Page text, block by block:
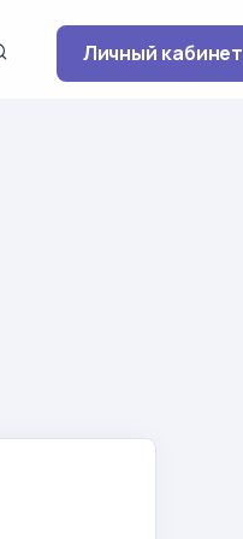
Личный кабинет